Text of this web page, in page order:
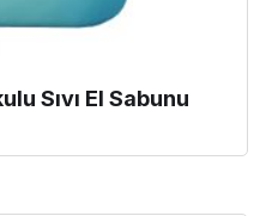
Sıvı El Sabunu